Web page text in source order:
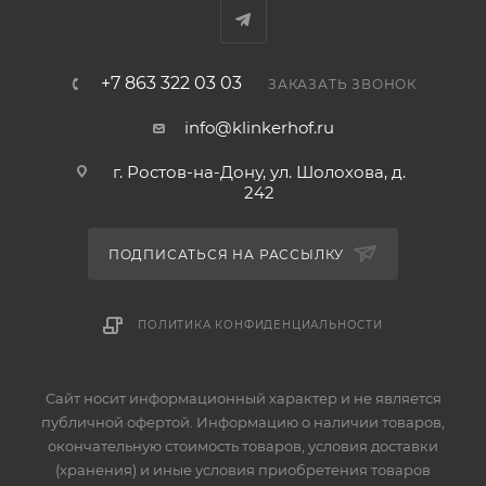
+7 863 322 03 03 ЗАКАЗАТЬ ЗВОНОК
info@klinkerhof.ru
г. Ростов-на-Дону, ул. Шолохова, д.
242
ПОДПИСАТЬСЯ НА РАССЫЛКУ
ПОЛИТИКА КОНФИДЕНЦИАЛЬНОСТИ
Сайт носит информационный характер и не является
публичной офертой. Информацию о наличии товаров,
окончательную стоимость товаров, условия доставки
(хранения) и иные условия приобретения товаров